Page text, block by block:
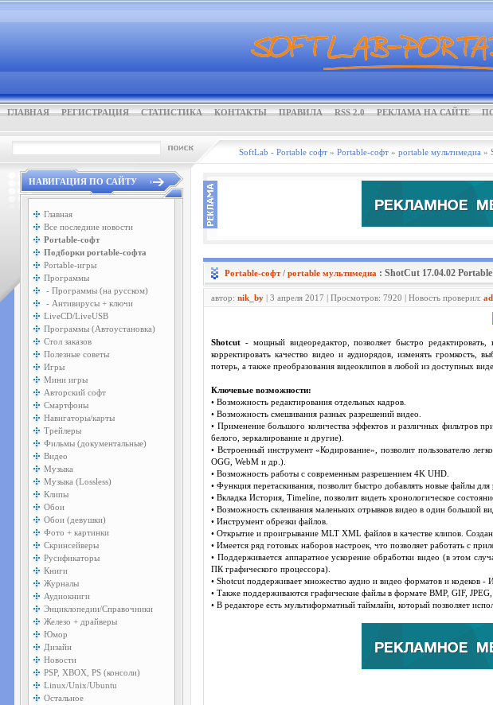
ГЛАВНАЯ РЕГИСТРАЦИЯ СТАТИСТИКА КОНТАКТЫ ПРАВИЛА RSS 2.0 РЕКЛАМА НА САЙТЕ
SoftLab - Portable софт » Portable-софт » portable мультимедиа »
НАВИГАЦИЯ ПО САЙТУ
Главная
Все последние новости
Portable-софт
Подборки portable-софта
Portable-игры
Программы
- Программы (на русском)
- Антивирусы + ключи
LiveCD/LiveUSB
Программы (Автоустановка)
Стол заказов
Полезные советы
Игры
Мини игры
Авторский софт
Смартфоны
Навигаторы/карты
Трейлеры
Фильмы (документальные)
Видео
Музыка
Музыка (Lossless)
Клипы
Обои
Обои (девушки)
Фото + картинки
Скринсейверы
Русификаторы
Книги
Журналы
Аудиокниги
Энциклопедии/Справочники
Железо + драйверы
Юмор
Дизайн
Новости
PSP, XBOX, PS (консоли)
Linux/Unix/Ubuntu
Остальное
Portable-софт/ portable мультимедиа : ShotCut 17.04.02 Portable
автор: nik_by | 3 апреля 2017 | Просмотров: 7920 | Новость проверил:
Shotcut - мощный видеоредактор, позволяет быстро
корректировать качество видео и аудиорядов, изменять громкость,
потерь, а также преобразования видеоклипов в любой из доступных
Ключевые возможности:
• Возможность редактирования отдельных кадров.
• Возможность смешивания разных разрешений видео.
• Применение большого количества эффектов и различных фильтров
белого, зеркалирование и другие).
• Встроенный инструмент «Кодирование», позволит пользователю
OGG, WebM и др.).
• Возможность работы с современным разрешением 4K UHD.
• Функция перетаскивания, позволит быстро добавлять новые файлы для
• Вкладка История, Timeline, позволит видеть хронологическое
• Возможность склеивания маленьких отрывков видео в один большой
• Инструмент обрезки файлов.
• Открытие и проигрывание MLT XML файлов в качестве клипов.
• Имеется ряд готовых наборов настроек, что позволяет работать с
• Поддерживается аппаратное ускорение обработки видео (в этом
ПК графического процессора).
• Shotcut поддерживает множество аудио и видео форматов и кодеков -
• Также поддерживаются графические файлы в формате BMP, GIF,
• В редакторе есть мультиформатный таймлайн, который позволяет